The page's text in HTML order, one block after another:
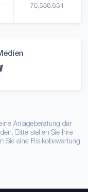
70,538,831
Anlageberatung dar
Bitte stellen Sie Ihre
Sie eine Risikobewertung